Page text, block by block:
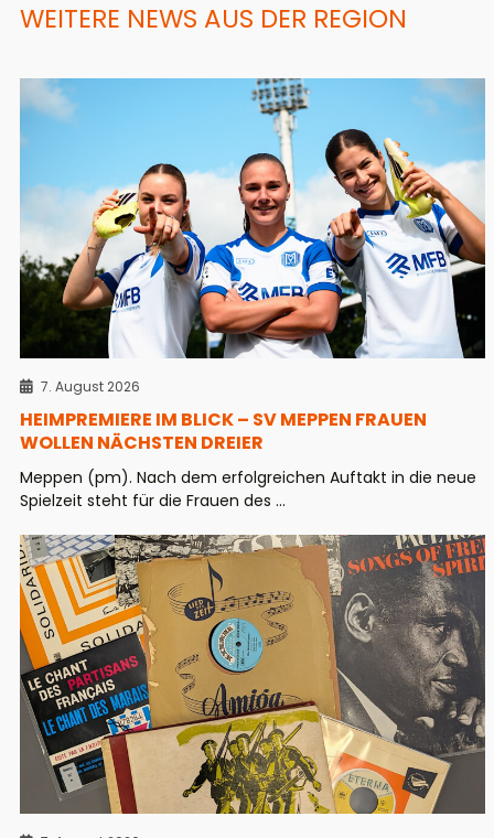
WEITERE NEWS AUS DER REGION
7. August 2026
HEIMPREMIERE IM BLICK – SV MEPPEN FRAUEN
WOLLEN NÄCHSTEN DREIER
Meppen (pm). Nach dem erfolgreichen Auftakt in die neue
Spielzeit steht für die Frauen des ...